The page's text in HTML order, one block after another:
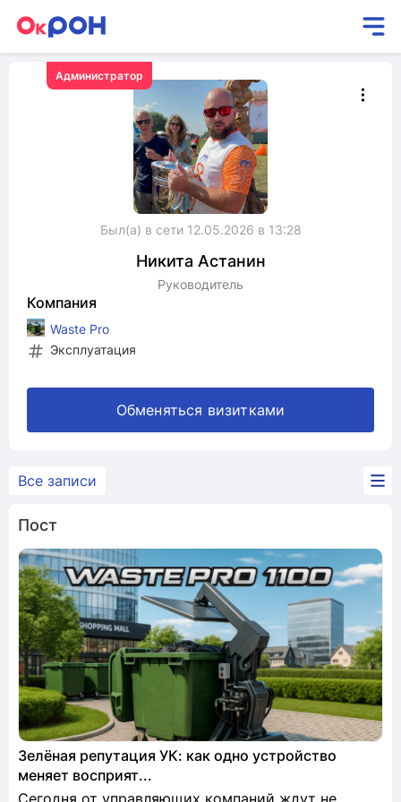
Администратор
Был(а) в сети 12.05.2026 в 13:28
Никита Астанин
Руководитель
Компания
Waste Pro
Эксплуатация
Обменяться визитками
Все записи
Пост
Зелёная репутация УК: как одно устройство
меняет восприят...
Сегодня от управляющих компаний ждут не